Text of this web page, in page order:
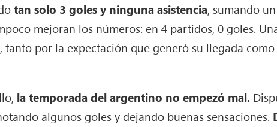
tan solo 3 goles y ninguna asistencia, sumando
mejoran los números: en 4 partidos, 0 goles.
, tanto por la expectación que generó su llegada
la temporada del argentino no empezó mal.
algunos goles y dejando buenas sensaciones.